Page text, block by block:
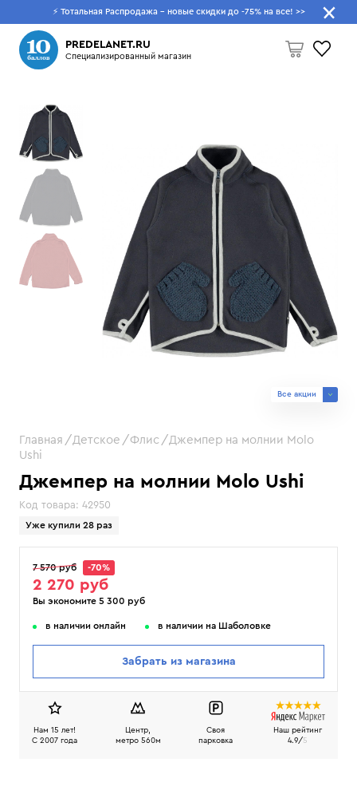
⚡ Тотальная Распродажа - новые скидки до -75% на все! >>
PREDELANET.RU
Специализированный магазин
Пусто
Что будем искать?
Джемпер на молнии Molo Ushi
Код товара: 42950
Уже купили 28 раз
Все акции
Главная Детское Флис
Джемпер на молнии Molo
Ushi
7 570 руб -70%
2 270 руб
Вы экономите 5 300 руб
в наличии онлайн в наличии на Шаболовке
Забрать из магазина
Нам 15 лет!
C 2007 года
Центр,
метро 560м
Своя
парковка
Наш рейтинг
4.9/5